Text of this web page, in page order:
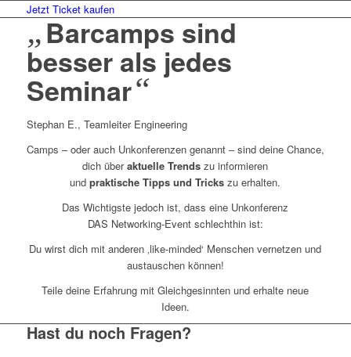
Jetzt Ticket kaufen
„Barcamps sind
besser als jedes
Seminar“
Stephan E., Teamleiter Engineering
Camps – oder auch Unkonferenzen genannt – sind deine Chance,
dich überaktuelle Trends zu informieren
undpraktische Tipps und Tricks zu erhalten.
Das Wichtigste jedoch ist, dass eine Unkonferenz
DAS Networking-Event schlechthin ist:
Du wirst dich mit anderen ‚like-minded‘ Menschen vernetzen und
austauschen können!
Teile deine Erfahrung mit Gleichgesinnten und erhalte neue
Ideen.
Hast du noch Fragen?